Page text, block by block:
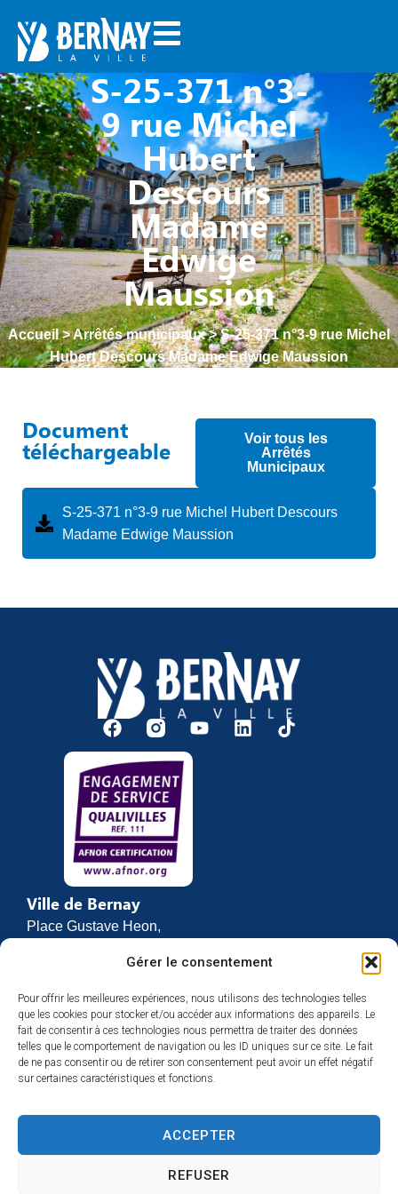
Gérer le consentement
Pour offrir les meilleures expériences, nous utilisons des technologies telles
que les cookies pour stocker et/ou accéder aux informations des appareils. Le
fait de consentir à ces technologies nous permettra de traiter des données
telles que le comportement de navigation ou les ID uniques sur ce site. Le fait
de ne pas consentir ou de retirer son consentement peut avoir un effet négatif
sur certaines caractéristiques et fonctions.
ACCEPTER
REFUSER
S-25-371 n°3-
9 rue Michel
Hubert
Descours
Madame
Edwige
Maussion
Accueil>Arrêtés municipaux>S-25-371 n°3-9 rue Michel
Hubert Descours Madame Edwige Maussion
Document
téléchargeable
Voir tous les
Arrêtés
Municipaux
S-25-371 n°3-9 rue Michel Hubert Descours
Madame Edwige Maussion
Ville de Bernay
Place Gustave Heon,
27307 BERNAY
02 32 46 63 00
Contact
Horaires d’ouverture
Du lundi au vendredi :
et de 13h30 à 17h